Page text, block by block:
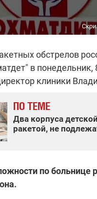
обстрелов
в
клиники
ПО ТЕМЕ
Два корпуса
ракетой, не
по больнице